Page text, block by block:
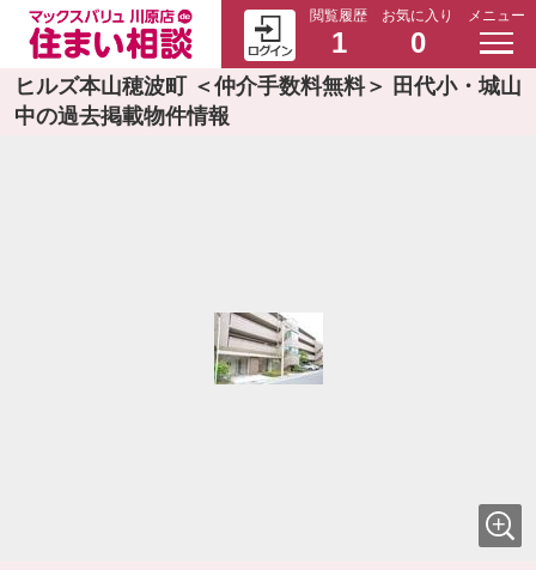
閲覧履歴
1
お気に入り
0
メニュー
ヒルズ本山穂波町 ＜仲介手数料無料＞ 田代小・城山
中の過去掲載物件情報